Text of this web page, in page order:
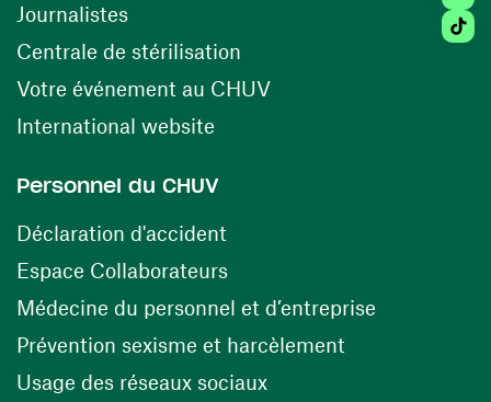
Journalistes
Centrale de stérilisation (ouvre une nouvelle
Votre événement au CHUV(ouvre une nouvelle
International website
Personnel du CHUV
Déclaration d'accident
Espace Collaborateurs(ouvre une nouvelle fenêtre)
Médecine du personnel et d’entreprise
Prévention sexisme et harcèlement
Usage des réseaux sociaux(ouvre une nouvelle